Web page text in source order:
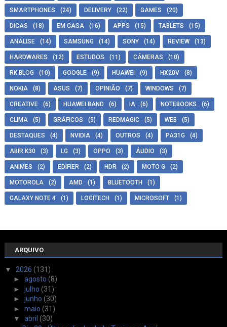
SMARTPHONES (24) DELIVERY (22) GAMES (20)
DICAS (18) EM CASA (16) APPS (15) TABLETS (15)
ANÁLISE (14) SAMSUNG (14) SONY (14) REVIEW (13)
HARDWARES (12) ESTUDOS (11) CÂMERAS (10)
RK BLOG (10) GOOGLE (9) HUAWEI (9) HX20V (8)
NOKIA (8) ASUS (7) OPINIÃO (7) WINDOWS (7)
CREATIVE (6) HUAWEI BAND (6) IA (6) NOTEBOOKS (6)
CLIMA (5) GRÁFICOS (5) REDMAGIC (5) WEB (5)
DESTAQUES (4) NVIDIA (4) OUTROS (4) PA31G (4)
ABIR K30 (3) LG (3) OPPO (3) ÁUDIO (3)
ANIMES (2) EDIFIER (2) HDR (2) MOTO G (2)
MOTOROLA (2) AMD (1) BLUETOOTH (1)
GALAXY NOTE 4 (1) LOGITECH (1) MICROSOFT (1)
ARQUIVO
▼ 2026 (131)
► agosto (8)
► julho (31)
► junho (30)
► maio (31)
▼ abril (30)